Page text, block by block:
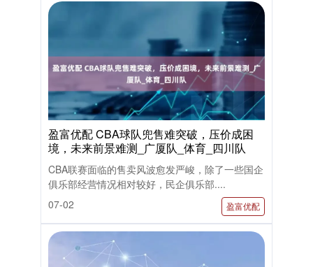
盈富优配 CBA球队兜售难突破，压价成困
境，未来前景难测_广厦队_体育_四川队
CBA联赛面临的售卖风波愈发严峻，除了一些国企
俱乐部经营情况相对较好，民企俱乐部....
07-02
盈富优配